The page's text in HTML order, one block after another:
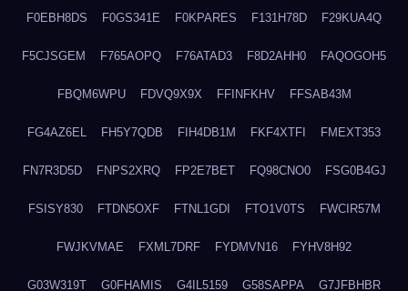
F0EBH8DS F0GS341E F0KPARES F131H78D F29KUA4Q
F5CJSGEM F765AOPQ F76ATAD3 F8D2AHH0 FAQOGOH5
FBQM6WPU FDVQ9X9X FFINFKHV FFSAB43M
FG4AZ6EL FH5Y7QDB FIH4DB1M FKF4XTFI FMEXT353
FN7R3D5D FNPS2XRQ FP2E7BET FQ98CNO0 FSG0B4GJ
FSISY830 FTDN5OXF FTNL1GDI FTO1V0TS FWCIR57M
FWJKVMAE FXML7DRF FYDMVN16 FYHV8H92
G03W319T G0FHAMIS G4IL5159 G58SAPPA G7JFBHBR